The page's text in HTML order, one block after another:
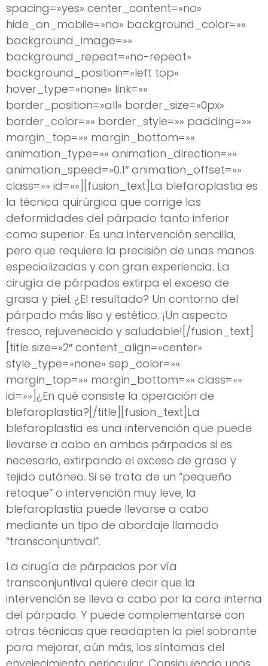
spacing=»yes» center_content=»no»
hide_on_mobile=»no» background_color=»»
background_image=»»
background_repeat=»no-repeat»
background_position=»left top»
hover_type=»none» link=»»
border_position=»all» border_size=»0px»
border_color=»» border_style=»» padding=»»
margin_top=»» margin_bottom=»»
animation_type=»» animation_direction=»»
animation_speed=»0.1″ animation_offset=»»
class=»» id=»»][fusion_text]La blefaroplastia es
la técnica quirúrgica que corrige las
deformidades del párpado tanto inferior
como superior. Es una intervención sencilla,
pero que requiere la precisión de unas manos
especializadas y con gran experiencia. La
cirugía de párpados extirpa el exceso de
grasa y piel. ¿El resultado? Un contorno del
párpado más liso y estético. ¡Un aspecto
fresco, rejuvenecido y saludable![/fusion_text]
[title size=»2″ content_align=»center»
style_type=»none» sep_color=»»
margin_top=»» margin_bottom=»» class=»»
id=»»]¿En qué consiste la operación de
blefaroplastia?[/title][fusion_text]La
blefaroplastia es una intervención que puede
llevarse a cabo en ambos párpados si es
necesario, extirpando el exceso de grasa y
tejido cutáneo. Si se trata de un “pequeño
retoque” o intervención muy leve, la
blefaroplastia puede llevarse a cabo
mediante un tipo de abordaje llamado
“transconjuntival”.
La cirugía de párpados por vía
transconjuntival quiere decir que la
intervención se lleva a cabo por la cara interna
del párpado. Y puede complementarse con
otras técnicas que readapten la piel sobrante
para mejorar, aún más, los síntomas del